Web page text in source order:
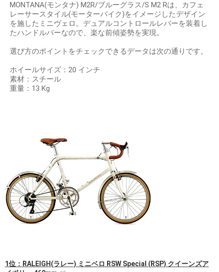
MONTANA(モンタナ) M2R/ブルーグラス/S M2 Rは、カフェ
レーサースタイル(モーターバイク)をイメージしたデザイン
を施したミニヴェロ。デュアルコントロールレバーを装着し
たハンドルバーなので、楽な前傾姿勢を実現。
選び方のポイントをチェックできるデータは次の通りです。
ホイールサイズ：20 インチ
素材：スチール
重量：13 Kg
1位：RALEIGH(ラレー) ミニベロ RSW Special (RSP) クイーンズア